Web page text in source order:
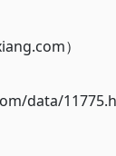
）
data/